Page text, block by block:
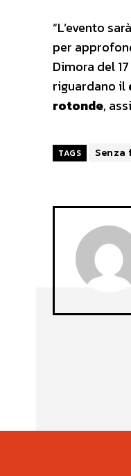
“L’evento
per
Dimora del
riguardano il
rotonde,
TAGS Senza